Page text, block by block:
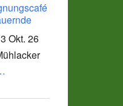
Okt. 26